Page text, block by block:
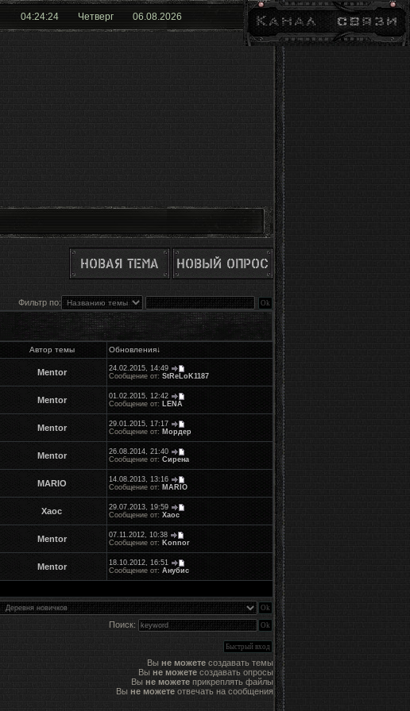
04:24:24 Четверг 06.08.2026
Фильтр по:
Автор темы Обновления↓
Mentor
24.02.2015, 14:49
Сообщение от: StReLoK1187
Mentor
01.02.2015, 12:42
Сообщение от: LENA
Mentor
29.01.2015, 17:17
Сообщение от: Мордер
Mentor
26.08.2014, 21:40
Сообщение от: Сирена
MARIO
14.08.2013, 13:16
Сообщение от: MARIO
Хаос
29.07.2013, 19:59
Сообщение от: Хаос
Mentor
07.11.2012, 10:38
Сообщение от: Konnor
Mentor
18.10.2012, 16:51
Сообщение от: Анубис
Поиск:
Вы не можете создавать темы
Вы не можете создавать опросы
Вы не можете прикреплять файлы
Вы не можете отвечать на сообщения